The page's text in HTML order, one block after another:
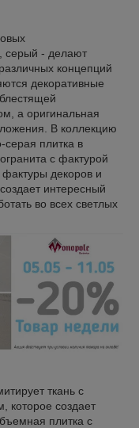
серый - делают
концепций
декоративные
а оригинальная
В коллекцию
серая плитка в
с фактурой
декоров и
интересный
во всех светлых
ткань с
которое создает
плитка с